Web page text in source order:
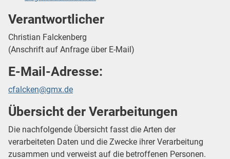
Verantwortlicher
Christian Falckenberg
(Anschrift auf Anfrage über E-Mail)
E-Mail-Adresse:
cfalcken@gmx.de
Übersicht der Verarbeitungen
Die nachfolgende Übersicht fasst die Arten der
verarbeiteten Daten und die Zwecke ihrer Verarbeitung
zusammen und verweist auf die betroffenen Personen.